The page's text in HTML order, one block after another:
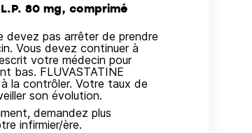
80 mg, comprimé
pas arrêter de prendre
Vous devez continuer à
votre médecin pour
bas. FLUVASTATINE
la contrôler. Votre taux de
son évolution.
demandez plus
infirmier/ère.